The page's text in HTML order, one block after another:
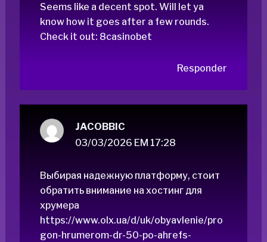
Seems like a decent spot. Will let ya
know how it goes after a few rounds.
Check it out: 8casinobet
Responder
JACOBBIC
03/03/2026 EM 17:28
Выбирая надежную платформу, стоит
обратить внимание на хостинг для
хрумера
https://www.olx.ua/d/uk/obyavlenie/pro
gon-hrumerom-dr-50-po-ahrefs-